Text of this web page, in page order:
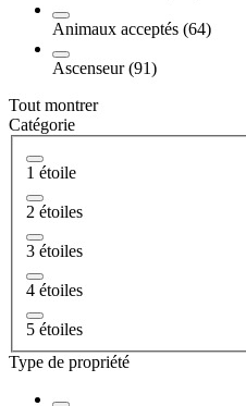
Animaux acceptés (64)
Ascenseur (91)
Tout montrer
Catégorie
1 étoile
2 étoiles
3 étoiles
4 étoiles
5 étoiles
Type de propriété